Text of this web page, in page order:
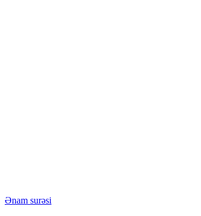
Ənam surəsi